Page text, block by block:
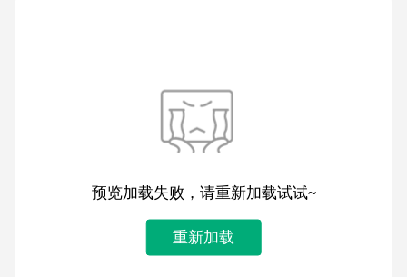
预览加载失败，请重新加载试试~
重新加载